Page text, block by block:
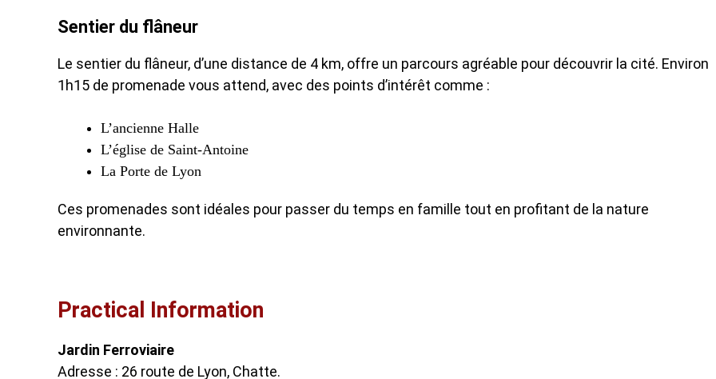
Sentier du flâneur
Le sentier du flâneur, d’une distance de 4 km, offre un parcours agréable pour découvrir la cité. Environ
1h15 de promenade vous attend, avec des points d’intérêt comme :
L’ancienne Halle
L’église de Saint-Antoine
La Porte de Lyon
Ces promenades sont idéales pour passer du temps en famille tout en profitant de la nature
environnante.
Practical Information
Jardin Ferroviaire
Adresse : 26 route de Lyon, Chatte.